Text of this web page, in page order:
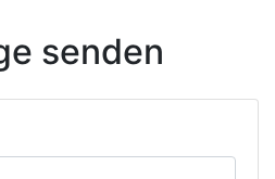
senden